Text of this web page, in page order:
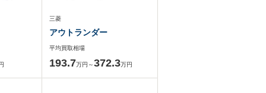
三菱
アウトランダー
平均買取相場
193.7万円～372.3万円